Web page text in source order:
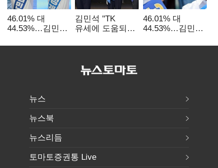
46.01% 대
44.53%…김민석·
'초박빙'(종합
김민석 "TK
유세에 도움되는
"벌써 대표된 양
46.01% 대
44.53%…김민석·
'초박빙'(종합)
뉴스
뉴스북
뉴스리듬
토마토증권통 Live